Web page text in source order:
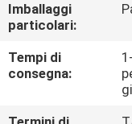
CONTATTACI
NOTIZIE
Imballaggi
particolari:
Tempi di
consegna: